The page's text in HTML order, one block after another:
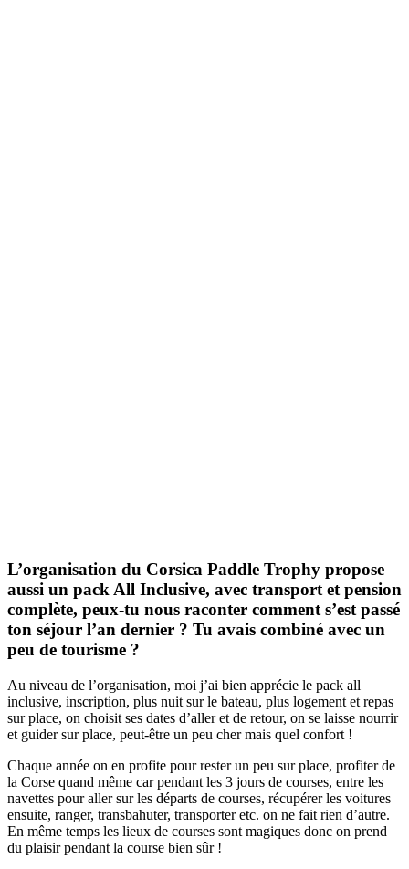
L’organisation du Corsica Paddle Trophy propose
aussi un pack All Inclusive, avec transport et pension
complète, peux-tu nous raconter comment s’est passé
ton séjour l’an dernier ? Tu avais combiné avec un
peu de tourisme ?
Au niveau de l’organisation, moi j’ai bien apprécie le pack all
inclusive, inscription, plus nuit sur le bateau, plus logement et repas
sur place, on choisit ses dates d’aller et de retour, on se laisse nourrir
et guider sur place, peut-être un peu cher mais quel confort !
Chaque année on en profite pour rester un peu sur place, profiter de
la Corse quand même car pendant les 3 jours de courses, entre les
navettes pour aller sur les départs de courses, récupérer les voitures
ensuite, ranger, transbahuter, transporter etc. on ne fait rien d’autre.
En même temps les lieux de courses sont magiques donc on prend
du plaisir pendant la course bien sûr !